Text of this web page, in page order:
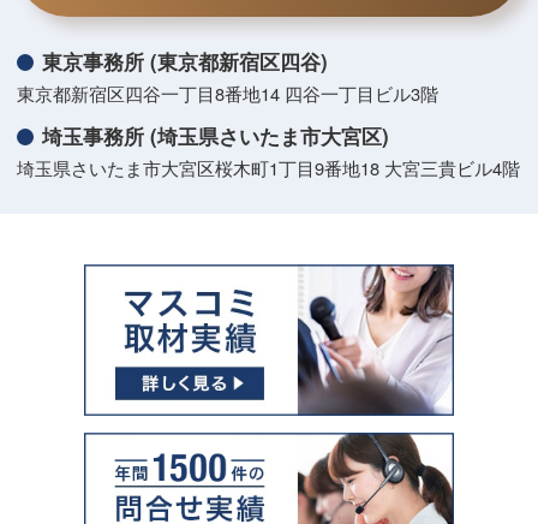
東京事務所 (東京都新宿区四谷)
東京都新宿区四谷一丁目8番地14 四谷一丁目ビル3階
埼玉事務所 (埼玉県さいたま市大宮区)
埼玉県さいたま市大宮区桜木町1丁目9番地18 大宮三貴ビル4階